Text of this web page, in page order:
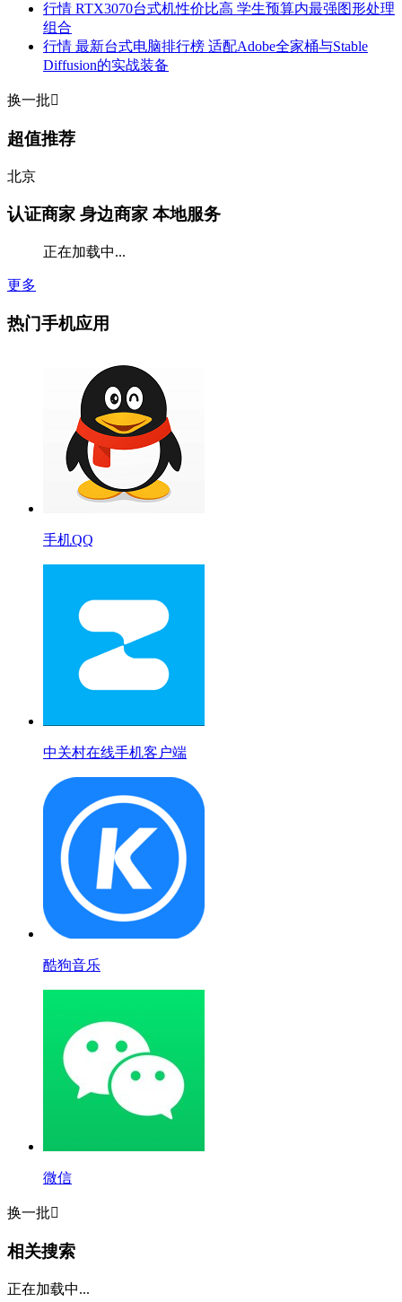
行情 RTX3070台式机性价比高 学生预算内最强图形处理
组合
行情 最新台式电脑排行榜 适配Adobe全家桶与Stable
Diffusion的实战装备
换一批
超值推荐
北京
认证商家 身边商家 本地服务
正在加载中...
更多
热门手机应用
手机QQ
中关村在线手机客户端
酷狗音乐
微信
换一批
相关搜索
正在加载中...